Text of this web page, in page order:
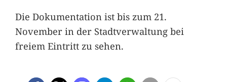
Die Dokumentation ist bis zum 21.
November in der Stadtverwaltung bei
freiem Eintritt zu sehen.